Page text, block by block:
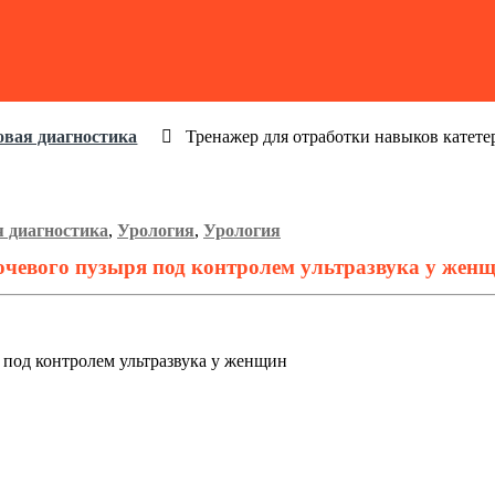
диагностика Тренажер для отработки навыков
диагностика, Урология, Урология
пузыря под контролем ультразвука у
контролем ультразвука у женщин